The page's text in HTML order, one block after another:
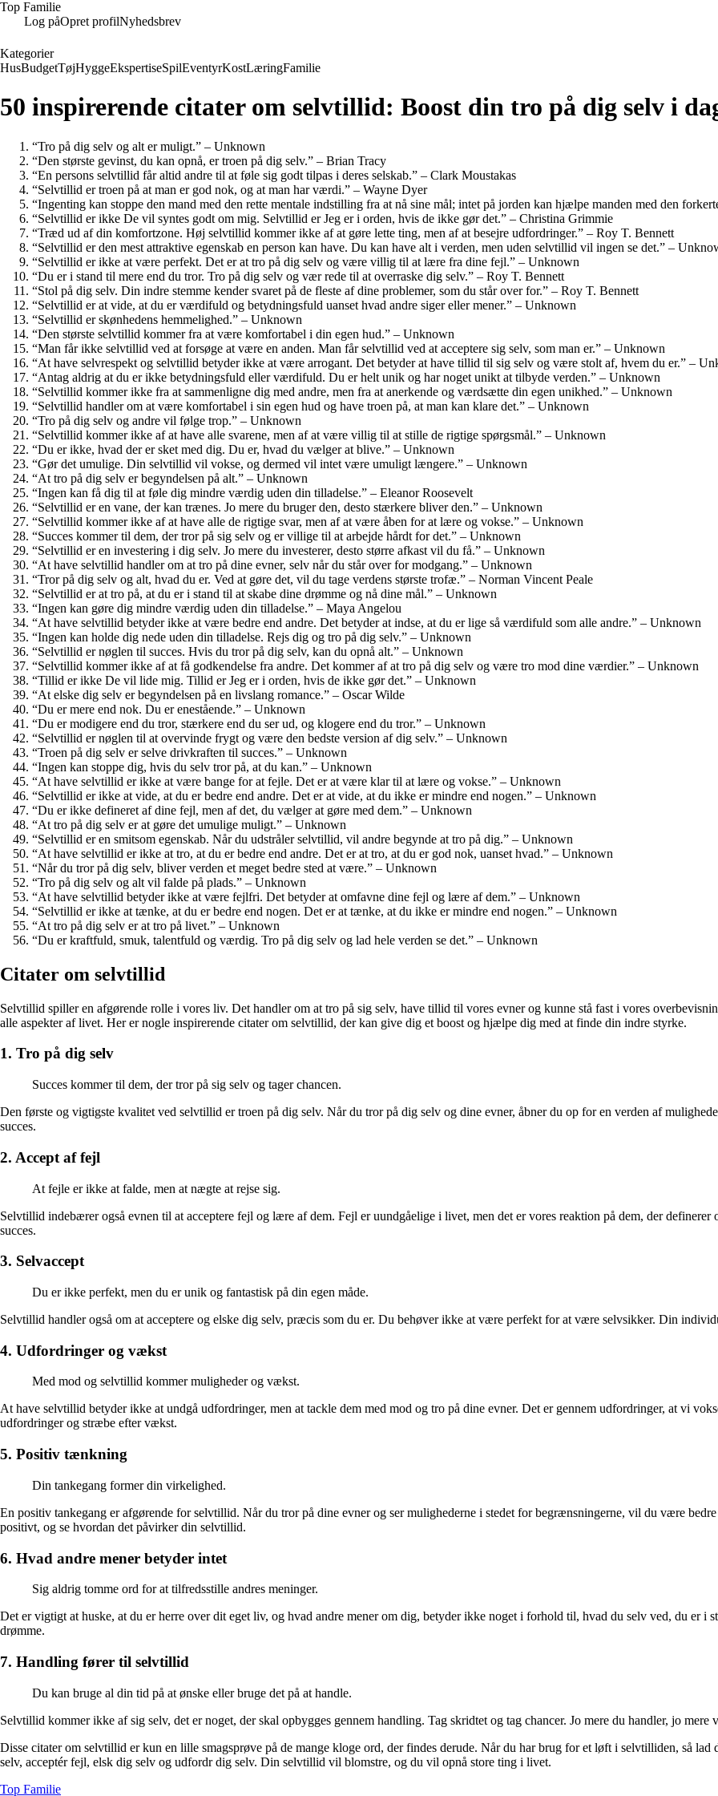
Top Familie
Log påOpret profilNyhedsbrev
Kategorier
HusBudgetTøjHyggeEkspertiseSpilEventyrKostLæringFamilie
50 inspirerende citater om selvtillid: Boost din tro på dig selv i
“Tro på dig selv og alt er muligt.” – Unknown
“Den største gevinst, du kan opnå, er troen på dig selv.” – Brian Tracy
“En persons selvtillid får altid andre til at føle sig godt tilpas i deres selskab.” – Clark Moustakas
“Selvtillid er troen på at man er god nok, og at man har værdi.” – Wayne Dyer
“Ingenting kan stoppe den mand med den rette mentale indstilling fra at nå sine mål; intet på jorden kan hjælpe manden med den
“Selvtillid er ikke De vil syntes godt om mig. Selvtillid er Jeg er i orden, hvis de ikke gør det.” – Christina Grimmie
“Træd ud af din komfortzone. Høj selvtillid kommer ikke af at gøre lette ting, men af at besejre udfordringer.” – Roy T. Bennett
“Selvtillid er den mest attraktive egenskab en person kan have. Du kan have alt i verden, men uden selvtillid vil ingen se det.” –
“Selvtillid er ikke at være perfekt. Det er at tro på dig selv og være villig til at lære fra dine fejl.” – Unknown
“Du er i stand til mere end du tror. Tro på dig selv og vær rede til at overraske dig selv.” – Roy T. Bennett
“Stol på dig selv. Din indre stemme kender svaret på de fleste af dine problemer, som du står over for.” – Roy T. Bennett
“Selvtillid er at vide, at du er værdifuld og betydningsfuld uanset hvad andre siger eller mener.” – Unknown
“Selvtillid er skønhedens hemmelighed.” – Unknown
“Den største selvtillid kommer fra at være komfortabel i din egen hud.” – Unknown
“Man får ikke selvtillid ved at forsøge at være en anden. Man får selvtillid ved at acceptere sig selv, som man er.” – Unknown
“At have selvrespekt og selvtillid betyder ikke at være arrogant. Det betyder at have tillid til sig selv og være stolt af, hvem du er.” –
“Antag aldrig at du er ikke betydningsfuld eller værdifuld. Du er helt unik og har noget unikt at tilbyde verden.” – Unknown
“Selvtillid kommer ikke fra at sammenligne dig med andre, men fra at anerkende og værdsætte din egen unikhed.” – Unknown
“Selvtillid handler om at være komfortabel i sin egen hud og have troen på, at man kan klare det.” – Unknown
“Tro på dig selv og andre vil følge trop.” – Unknown
“Selvtillid kommer ikke af at have alle svarene, men af at være villig til at stille de rigtige spørgsmål.” – Unknown
“Du er ikke, hvad der er sket med dig. Du er, hvad du vælger at blive.” – Unknown
“Gør det umulige. Din selvtillid vil vokse, og dermed vil intet være umuligt længere.” – Unknown
“At tro på dig selv er begyndelsen på alt.” – Unknown
“Ingen kan få dig til at føle dig mindre værdig uden din tilladelse.” – Eleanor Roosevelt
“Selvtillid er en vane, der kan trænes. Jo mere du bruger den, desto stærkere bliver den.” – Unknown
“Selvtillid kommer ikke af at have alle de rigtige svar, men af at være åben for at lære og vokse.” – Unknown
“Succes kommer til dem, der tror på sig selv og er villige til at arbejde hårdt for det.” – Unknown
“Selvtillid er en investering i dig selv. Jo mere du investerer, desto større afkast vil du få.” – Unknown
“At have selvtillid handler om at tro på dine evner, selv når du står over for modgang.” – Unknown
“Tror på dig selv og alt, hvad du er. Ved at gøre det, vil du tage verdens største trofæ.” – Norman Vincent Peale
“Selvtillid er at tro på, at du er i stand til at skabe dine drømme og nå dine mål.” – Unknown
“Ingen kan gøre dig mindre værdig uden din tilladelse.” – Maya Angelou
“At have selvtillid betyder ikke at være bedre end andre. Det betyder at indse, at du er lige så værdifuld som alle andre.” – Unknown
“Ingen kan holde dig nede uden din tilladelse. Rejs dig og tro på dig selv.” – Unknown
“Selvtillid er nøglen til succes. Hvis du tror på dig selv, kan du opnå alt.” – Unknown
“Selvtillid kommer ikke af at få godkendelse fra andre. Det kommer af at tro på dig selv og være tro mod dine værdier.” – Unknown
“Tillid er ikke De vil lide mig. Tillid er Jeg er i orden, hvis de ikke gør det.” – Unknown
“At elske dig selv er begyndelsen på en livslang romance.” – Oscar Wilde
“Du er mere end nok. Du er enestående.” – Unknown
“Du er modigere end du tror, stærkere end du ser ud, og klogere end du tror.” – Unknown
“Selvtillid er nøglen til at overvinde frygt og være den bedste version af dig selv.” – Unknown
“Troen på dig selv er selve drivkraften til succes.” – Unknown
“Ingen kan stoppe dig, hvis du selv tror på, at du kan.” – Unknown
“At have selvtillid er ikke at være bange for at fejle. Det er at være klar til at lære og vokse.” – Unknown
“Selvtillid er ikke at vide, at du er bedre end andre. Det er at vide, at du ikke er mindre end nogen.” – Unknown
“Du er ikke defineret af dine fejl, men af det, du vælger at gøre med dem.” – Unknown
“At tro på dig selv er at gøre det umulige muligt.” – Unknown
“Selvtillid er en smitsom egenskab. Når du udstråler selvtillid, vil andre begynde at tro på dig.” – Unknown
“At have selvtillid er ikke at tro, at du er bedre end andre. Det er at tro, at du er god nok, uanset hvad.” – Unknown
“Når du tror på dig selv, bliver verden et meget bedre sted at være.” – Unknown
“Tro på dig selv og alt vil falde på plads.” – Unknown
“At have selvtillid betyder ikke at være fejlfri. Det betyder at omfavne dine fejl og lære af dem.” – Unknown
“Selvtillid er ikke at tænke, at du er bedre end nogen. Det er at tænke, at du ikke er mindre end nogen.” – Unknown
“At tro på dig selv er at tro på livet.” – Unknown
“Du er kraftfuld, smuk, talentfuld og værdig. Tro på dig selv og lad hele verden se det.” – Unknown
Citater om selvtillid
Selvtillid spiller en afgørende rolle i vores liv. Det handler om at tro på sig selv, have tillid til vores evner og kunne stå fast i vores
alle aspekter af livet. Her er nogle inspirerende citater om selvtillid, der kan give dig et boost og hjælpe dig med at finde din indre styrke.
1. Tro på dig selv
Succes kommer til dem, der tror på sig selv og tager chancen.
Den første og vigtigste kvalitet ved selvtillid er troen på dig selv. Når du tror på dig selv og dine evner, åbner du op for en verden af
succes.
2. Accept af fejl
At fejle er ikke at falde, men at nægte at rejse sig.
Selvtillid indebærer også evnen til at acceptere fejl og lære af dem. Fejl er uundgåelige i livet, men det er vores reaktion på dem, der
succes.
3. Selvaccept
Du er ikke perfekt, men du er unik og fantastisk på din egen måde.
Selvtillid handler også om at acceptere og elske dig selv, præcis som du er. Du behøver ikke at være perfekt for at være selvsikker. Din
4. Udfordringer og vækst
Med mod og selvtillid kommer muligheder og vækst.
At have selvtillid betyder ikke at undgå udfordringer, men at tackle dem med mod og tro på dine evner. Det er gennem udfordringer, at vi
udfordringer og stræbe efter vækst.
5. Positiv tænkning
Din tankegang former din virkelighed.
En positiv tankegang er afgørende for selvtillid. Når du tror på dine evner og ser mulighederne i stedet for begrænsningerne, vil du være
positivt, og se hvordan det påvirker din selvtillid.
6. Hvad andre mener betyder intet
Sig aldrig tomme ord for at tilfredsstille andres meninger.
Det er vigtigt at huske, at du er herre over dit eget liv, og hvad andre mener om dig, betyder ikke noget i forhold til, hvad du selv ved, du er
drømme.
7. Handling fører til selvtillid
Du kan bruge al din tid på at ønske eller bruge det på at handle.
Selvtillid kommer ikke af sig selv, det er noget, der skal opbygges gennem handling. Tag skridtet og tag chancer. Jo mere du handler, jo
Disse citater om selvtillid er kun en lille smagsprøve på de mange kloge ord, der findes derude. Når du har brug for et løft i selvtilliden, så
selv, acceptér fejl, elsk dig selv og udfordr dig selv. Din selvtillid vil blomstre, og du vil opnå store ting i livet.
Top Familie